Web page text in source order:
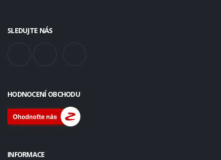
SLEDUJTE NÁS
HODNOCENÍ OBCHODU
INFORMACE